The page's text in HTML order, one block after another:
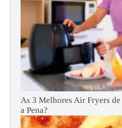
As 3 Melhores Air Fryers
a Pena?